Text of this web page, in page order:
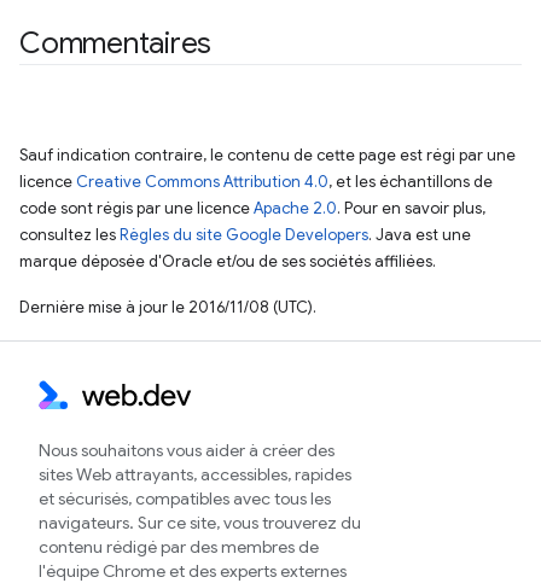
Commentaires
Sauf indication contraire, le contenu de cette page est régi par une
licence Creative Commons Attribution 4.0, et les échantillons de
code sont régis par une licenceApache 2.0. Pour en savoir plus,
consultez lesRègles du site Google Developers. Java est une
marque déposée d'Oracle et/ou de ses sociétés affiliées.
Dernière mise à jour le 2016/11/08 (UTC).
Nous souhaitons vous aider à créer des
sites Web attrayants, accessibles, rapides
et sécurisés, compatibles avec tous les
navigateurs. Sur ce site, vous trouverez du
contenu rédigé par des membres de
l'équipe Chrome et des experts externes